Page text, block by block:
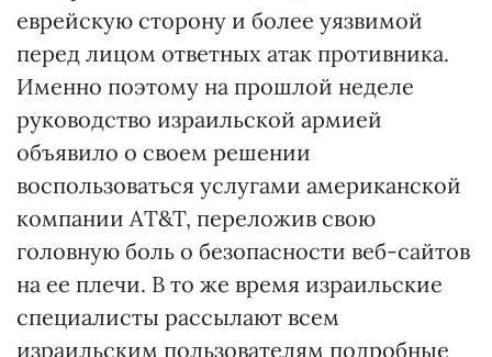
еврейскую сторону и более уязвимой
перед лицом ответных атак противника.
Именно поэтому на прошлой неделе
руководство израильской армией
объявило о своем решении
воспользоваться услугами американской
компании AT&T, переложив свою
головную боль о безопасности веб-сайтов
на ее плечи. В то же время израильские
специалисты рассылают всем
израильским пользователям подробные